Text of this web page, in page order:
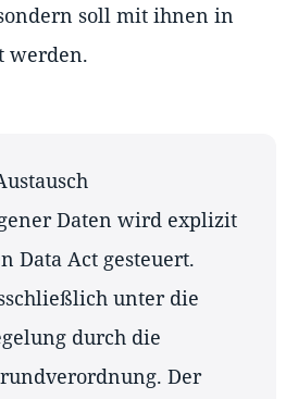
soll mit ihnen in
werden.
Daten wird explizit
Data Act gesteuert.
unter die
durch die
Der